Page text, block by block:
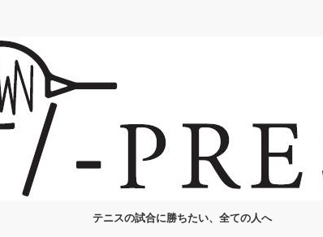
テニスの試合に勝ちたい、全ての人へ